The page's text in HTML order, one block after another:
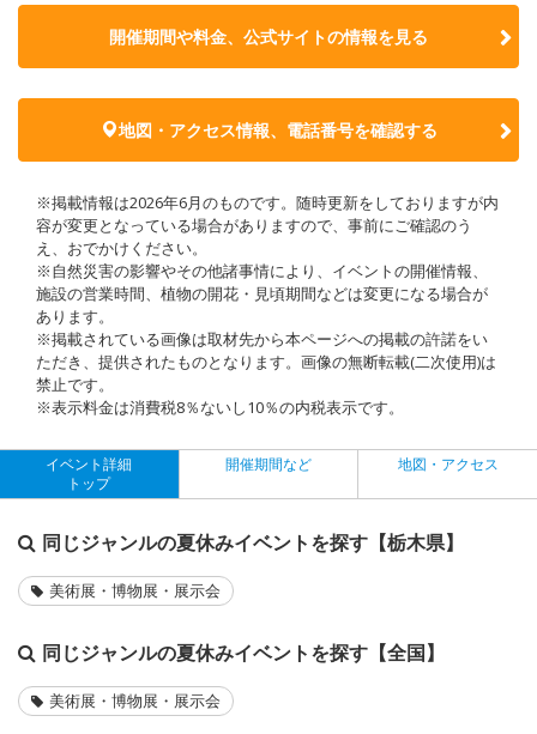
開催期間や料金、公式サイトの情報を見る
地図・アクセス情報、電話番号を確認する
※掲載情報は2026年6月のものです。随時更新をしておりますが内
容が変更となっている場合がありますので、事前にご確認のう
え、おでかけください。
※自然災害の影響やその他諸事情により、イベントの開催情報、
施設の営業時間、植物の開花・見頃期間などは変更になる場合が
あります。
※掲載されている画像は取材先から本ページへの掲載の許諾をい
ただき、提供されたものとなります。画像の無断転載(二次使用)は
禁止です。
※表示料金は消費税8％ないし10％の内税表示です。
イベント詳細
トップ
開催期間など 地図・アクセス
同じジャンルの夏休みイベントを探す【栃木県】
美術展・博物展・展示会
同じジャンルの夏休みイベントを探す【全国】
美術展・博物展・展示会